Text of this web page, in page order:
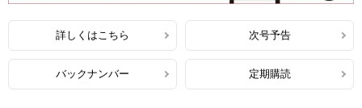
詳しくはこちら 次号予告
バックナンバー 定期購読